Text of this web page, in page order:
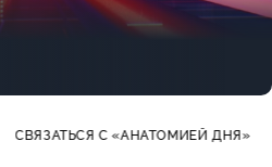
СВЯЗАТЬСЯ С «АНАТОМИЕЙ ДНЯ»